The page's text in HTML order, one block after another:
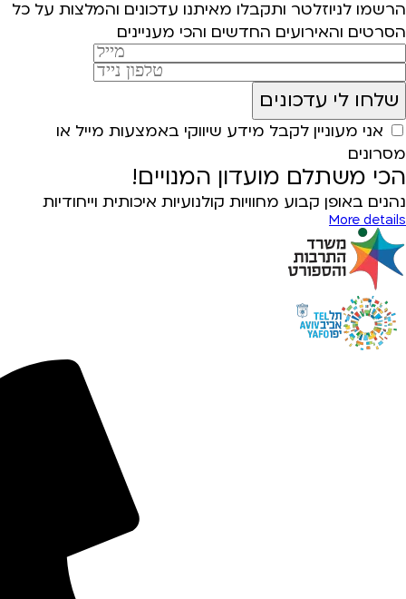
הרשמו לניוזלטר ותקבלו מאיתנו עדכונים והמלצות על כל
הסרטים והאירועים החדשים והכי מעניינים
אני מעוניין לקבל מידע שיווקי באמצעות מייל או
מסרונים
הכי משתלם מועדון המנויים!
נהנים באופן קבוע מחוויות קולנועיות איכותית וייחודיות
More details